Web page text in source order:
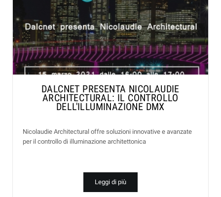
DALCNET PRESENTA NICOLAUDIE
ARCHITECTURAL: IL CONTROLLO
DELL'ILLUMINAZIONE DMX
Nicolaudie Architectural offre soluzioni innovative e avanzate
per il controllo di illuminazione architettonica
Leggi di più